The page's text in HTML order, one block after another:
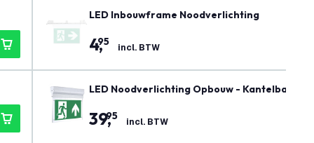
LED Inbouwframe Noodverlichting
4,
95 incl. BTW
LED Noodverlichting Opbouw - Kantelbaar -
39,
95 incl. BTW